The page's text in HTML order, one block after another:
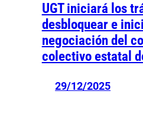
UGT iniciará los
desbloquear e
negociación del
colectivo estatal
29/12/2025